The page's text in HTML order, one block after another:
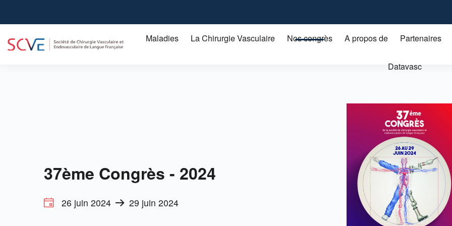
principal
Maladies La Chirurgie Vasculaire Nos congrès A propos de Partenaires
Datavasc
37ème Congrès - 2024
26 juin 2024 29 juin 2024